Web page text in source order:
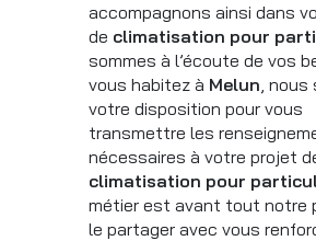
accompagnons ainsi dans
de climatisation pour
sommes à l’écoute de vos
vous habitez à Melun, nous
votre disposition pour vous
transmettre les
nécessaires à votre projet
climatisation pour
métier est avant tout notre
le partager avec vous